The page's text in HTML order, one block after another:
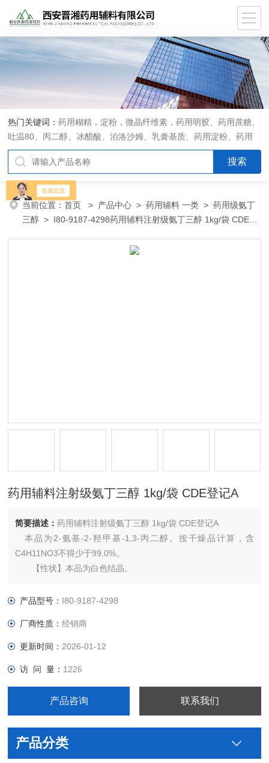
热门关键词：药用糊精，淀粉，微晶纤维素，药用明胶、药用蔗糖、
吐温80、丙二醇、冰醋酸、泊洛沙姆、乳膏基质、药用淀粉、药用
糊精、硬脂酸镁、聚丙烯酸树脂系列、羧甲基淀粉钠、羧甲基纤维素
钠、可溶性淀粉、甘露醇、羟丙纤维素、羟丙基甲基纤维素、乳糖、
交联聚维酮、交联羧甲基纤维素钠、聚乙二醇（PEG）系列、二氧化
硅、聚乙烯吡咯烷酮、十八醇、十六醇、预交化淀粉、微晶纤维素、
甲基纤维素、乙基纤维素，三氯蔗糖，麝香草酚，药用蜂蜜，
当前位置：首页 > 产品中心 >药用辅料 一类 >药用级氨丁
三醇 > I80-9187-4298药用辅料注射级氨丁三醇 1kg/袋 CDE登
药用辅料注射级氨丁三醇 1kg/袋 CDE登记A
简要描述：药用辅料注射级氨丁三醇 1kg/袋 CDE登记A
本品为2-氨基-2-羟甲基-1,3-丙二醇。按干燥品计算，含
C4H11NO3不得少于99.0%。
【性状】本品为白色结晶。
熔点 本品的熔点（通则0612第二法）为168～172℃。
产品型号： I80-9187-4298
厂商性质：经销商
更新时间： 2026-01-12
访 问 量： 1226
产品咨询 联系我们
产品分类